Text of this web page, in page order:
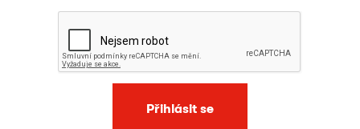
Přihlásit se